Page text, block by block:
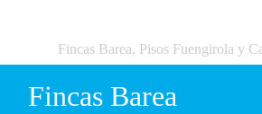
Fincas Barea, Pisos Fuengirola y
Fincas Barea